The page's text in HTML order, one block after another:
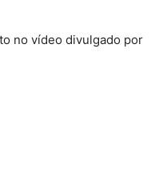
no vídeo divulgado por